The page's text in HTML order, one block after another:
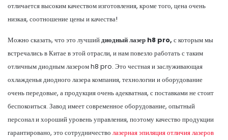
отличается высоким качеством изготовления, кроме того, цена очень
низкая, соотношение цены и качества!
Можно сказать, что это лучшийдиодный лазер h8 pro, с которым мы
встречались в Китае в этой отрасли, и нам повезло работать с таким
отличным диодным лазером h8 pro. Это честная и заслуживающая
охлажденья диодного лазера компания, технологии и оборудование
очень передовые, а продукция очень адекватная, с поставками не стоит
беспокоиться. Завод имеет современное оборудование, опытный
персонал и хороший уровень управления, поэтому качество продукции
гарантировано, это сотрудничество лазерная эпиляция отличия лазеров